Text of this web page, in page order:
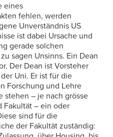
eines
fehlen, werden
Unverständnis US
ist dabei Ursache und
gerade solchen
sagen Unsinns. Ein Dean
Der Dean ist Vorsteher
Uni. Er ist für die
Forschung und Lehre
stehen – je nach grösse
Fakultät – ein oder
sind für die
der Fakultät zuständig: